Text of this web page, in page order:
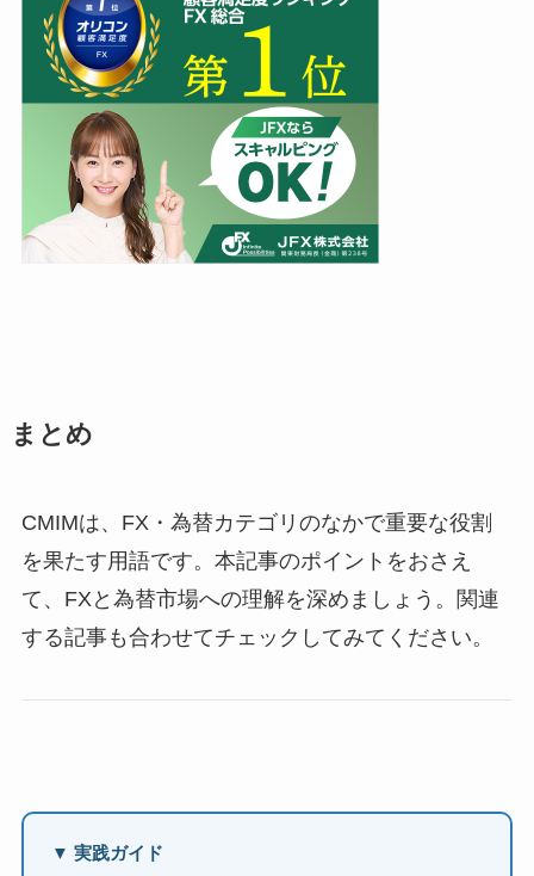
まとめ
CMIMは、FX・為替カテゴリのなかで重要な役割
を果たす用語です。本記事のポイントをおさえ
て、FXと為替市場への理解を深めましょう。関連
する記事も合わせてチェックしてみてください。
▼ 実践ガイド